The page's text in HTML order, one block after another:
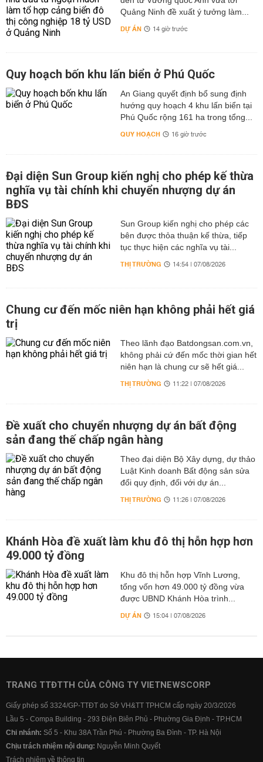
Quảng Ninh đề xuất ý tưởng làm...
DỰ ÁN 14 giờ trước
Quy hoạch bốn khu lấn biển ở Phú Quốc
An Giang quyết định bổ sung định
hướng quy hoạch 4 khu lấn biển tại
Phú Quốc rộng 161 ha trong tổng...
QUY HOẠCH 16 giờ trước
Đại diện Sun Group kiến nghị cho phép kế thừa
nghĩa vụ tài chính khi chuyển nhượng dự án
BĐS
Sun Group kiến nghị cho phép các
bên được thỏa thuận kế thừa, tiếp
tục thực hiện các nghĩa vụ tài...
THỊ TRƯỜNG 14:54 | 07/08/2026
Chung cư đến mốc niên hạn không phải hết giá
trị
Theo lãnh đạo Batdongsan.com.vn,
không phải cứ đến mốc thời gian hết
niên hạn là chung cư sẽ hết giá...
THỊ TRƯỜNG 11:22 | 07/08/2026
Đề xuất cho chuyển nhượng dự án bất động
sản đang thế chấp ngân hàng
Theo đại diện Bộ Xây dựng, dự thảo
Luật Kinh doanh Bất động sản sửa
đổi quy định, đối với dự án...
THỊ TRƯỜNG 11:26 | 07/08/2026
Khánh Hòa đề xuất làm khu đô thị hỗn hợp hơn
49.000 tỷ đồng
Khu đô thị hỗn hợp Vĩnh Lương,
tổng vốn hơn 49.000 tỷ đồng vừa
được UBND Khánh Hòa trình...
DỰ ÁN 15:04 | 07/08/2026
TRANG TTĐTTH CỦA CÔNG TY VIETNEWSCORP
Giấy phép số 3324/GP-TTĐT do Sở VH&TT TPHCM cấp ngày 20/3/2026
Lầu 5 - Compa Building - 293 Điện Biên Phủ - Phường Gia Định - TP.HCM
Chi nhánh: Số 5 - Khu 38A Trần Phú - Phường Ba Đình - TP. Hà Nội
Chịu trách nhiệm nội dung: Nguyễn Minh Quyết
Trách nhiệm về thông tin